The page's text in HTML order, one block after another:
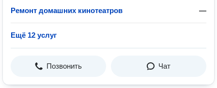
Ремонт домашних кинотеатров —
Ещё 12 услуг
Позвонить Чат